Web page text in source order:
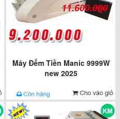
11.600.000
Máy Đếm Tiền Manic 9999W
new 2025